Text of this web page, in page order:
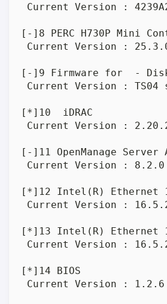
Current Version :
[-]8 PERC H730P Mini
Current Version :
[-]9 Firmware for  - Disk
Current Version : TS04
[*]10  iDRAC
Current Version :
[-]11 OpenManage
Current Version : 8.2.0
[*]12 Intel(R) Ethernet
Current Version :
[*]13 Intel(R) Ethernet
Current Version :
[*]14 BIOS
Current Version :